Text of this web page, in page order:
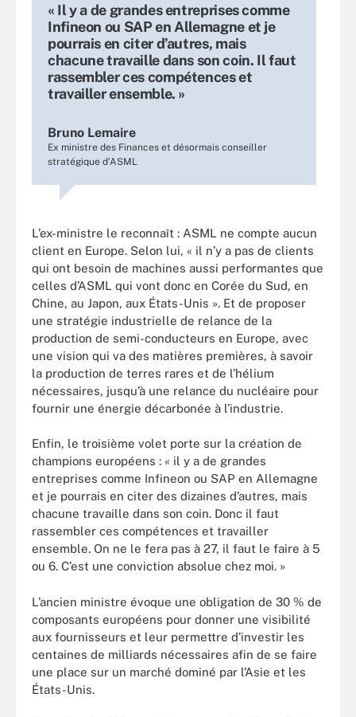
« Il y a de grandes entreprises comme
Infineon ou SAP en Allemagne et je
pourrais en citer d’autres, mais
chacune travaille dans son coin. Il faut
rassembler ces compétences et
travailler ensemble. »
Bruno Lemaire
Ex ministre des Finances et désormais conseiller
stratégique d’ASML
L’ex-ministre le reconnaît : ASML ne compte aucun
client en Europe. Selon lui, « il n’y a pas de clients
qui ont besoin de machines aussi performantes que
celles d’ASML qui vont donc en Corée du Sud, en
Chine, au Japon, aux États-Unis ». Et de proposer
une stratégie industrielle de relance de la
production de semi-conducteurs en Europe, avec
une vision qui va des matières premières, à savoir
la production de terres rares et de l’hélium
nécessaires, jusqu’à une relance du nucléaire pour
fournir une énergie décarbonée à l’industrie.
Enfin, le troisième volet porte sur la création de
champions européens : « il y a de grandes
entreprises comme Infineon ou SAP en Allemagne
et je pourrais en citer des dizaines d’autres, mais
chacune travaille dans son coin. Donc il faut
rassembler ces compétences et travailler
ensemble. On ne le fera pas à 27, il faut le faire à 5
ou 6. C’est une conviction absolue chez moi. »
L’ancien ministre évoque une obligation de 30 % de
composants européens pour donner une visibilité
aux fournisseurs et leur permettre d’investir les
centaines de milliards nécessaires afin de se faire
une place sur un marché dominé par l’Asie et les
États-Unis.